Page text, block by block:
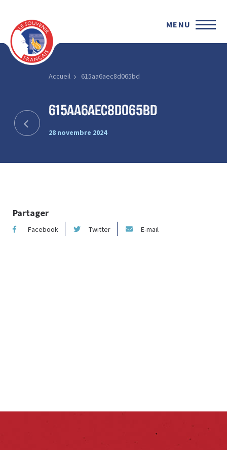
MENU
Accueil 615aa6aec8d065bd
615aa6aec8d065bd
28 novembre 2024
Partager
Facebook Twitter E-mail